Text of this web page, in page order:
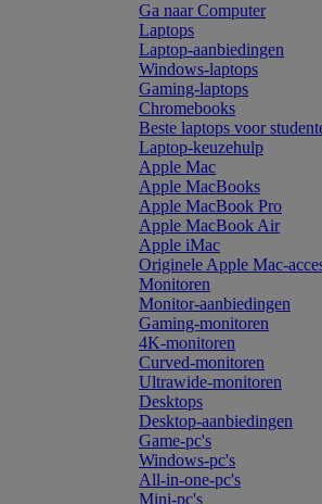
Ga naar Computer
Laptops
Laptop-aanbiedingen
Windows-laptops
Gaming-laptops
Chromebooks
Beste laptops voor
Laptop-keuzehulp
Apple Mac
Apple MacBooks
Apple MacBook Pro
Apple MacBook Air
Apple iMac
Originele Apple Mac-
Monitoren
Monitor-aanbiedingen
Gaming-monitoren
4K-monitoren
Curved-monitoren
Ultrawide-monitoren
Desktops
Desktop-aanbiedingen
Game-pc's
Windows-pc's
All-in-one-pc's
Mini-pc's